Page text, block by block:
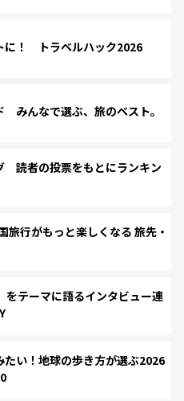
に！ トラベルハック2026
みんなで選ぶ、旅のベスト。
読者の投票をもとにランキン
行がもっと楽しくなる 旅先・
をテーマに語るインタビュー連
い！地球の歩き方が選ぶ2026